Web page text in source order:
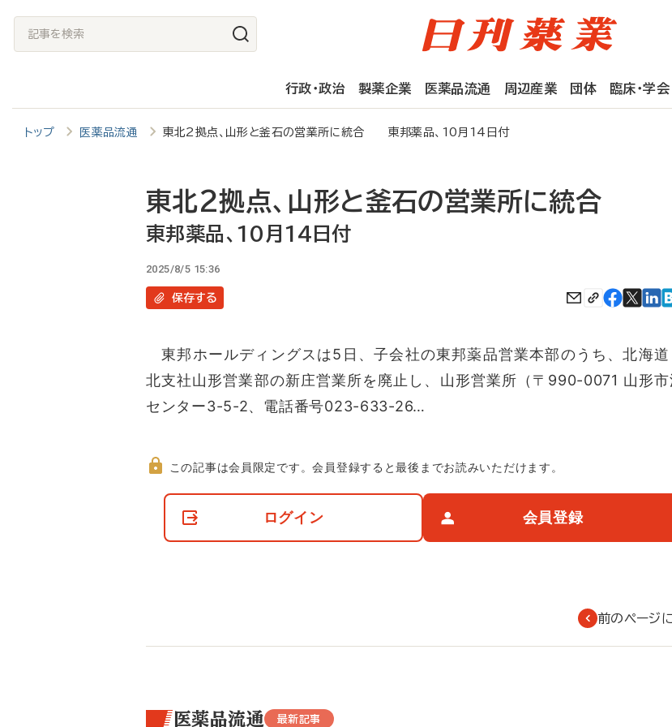
記
事
検
索
行政・政治 製薬企業 医薬品流通 周辺産業 団体 臨床・学会
トップ 医薬品流通 東北2拠点、山形と釜石の営業所に統合 東邦薬品、10月14日付
東北2拠点、山形と釜石の営業所に統合
東邦薬品、10月14日付
2025/8/5 15:36
保存する
東邦ホールディングスは5日、子会社の東邦薬品営業本部のうち、北海道
北支社山形営業部の新庄営業所を廃止し、山形営業所（〒990-0071 山形市
センター3-5-2、電話番号023-633-26…
て
この記事は会員限定です。会員登録すると最後までお読みいただけます。
ログイン 会員登録
前のページ
医薬品流通 最新記事